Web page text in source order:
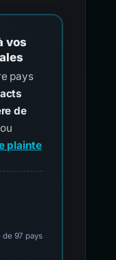
vos
pays
de
plainte
les contacts
de 97 pays